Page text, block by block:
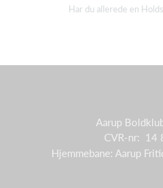
Har du allerede en
Aarup
CVR-nr: 14
Hjemmebane: Aarup